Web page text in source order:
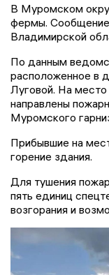
В Муромском
фермы. Сообщение
Владимирской
По данным
расположенное в
Луговой. На место
направлены
Муромского
Прибывшие на
горение здания.
Для тушения
пять единиц
возгорания и